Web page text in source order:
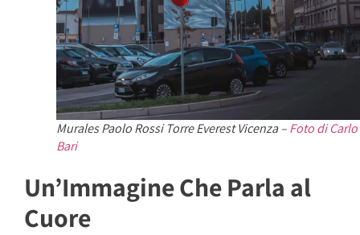
Murales Paolo Rossi Torre Everest Vicenza –Foto di Carlo
Bari
Un’Immagine Che Parla al
Cuore